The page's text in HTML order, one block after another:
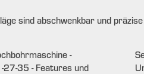
sind abschwenkbar und